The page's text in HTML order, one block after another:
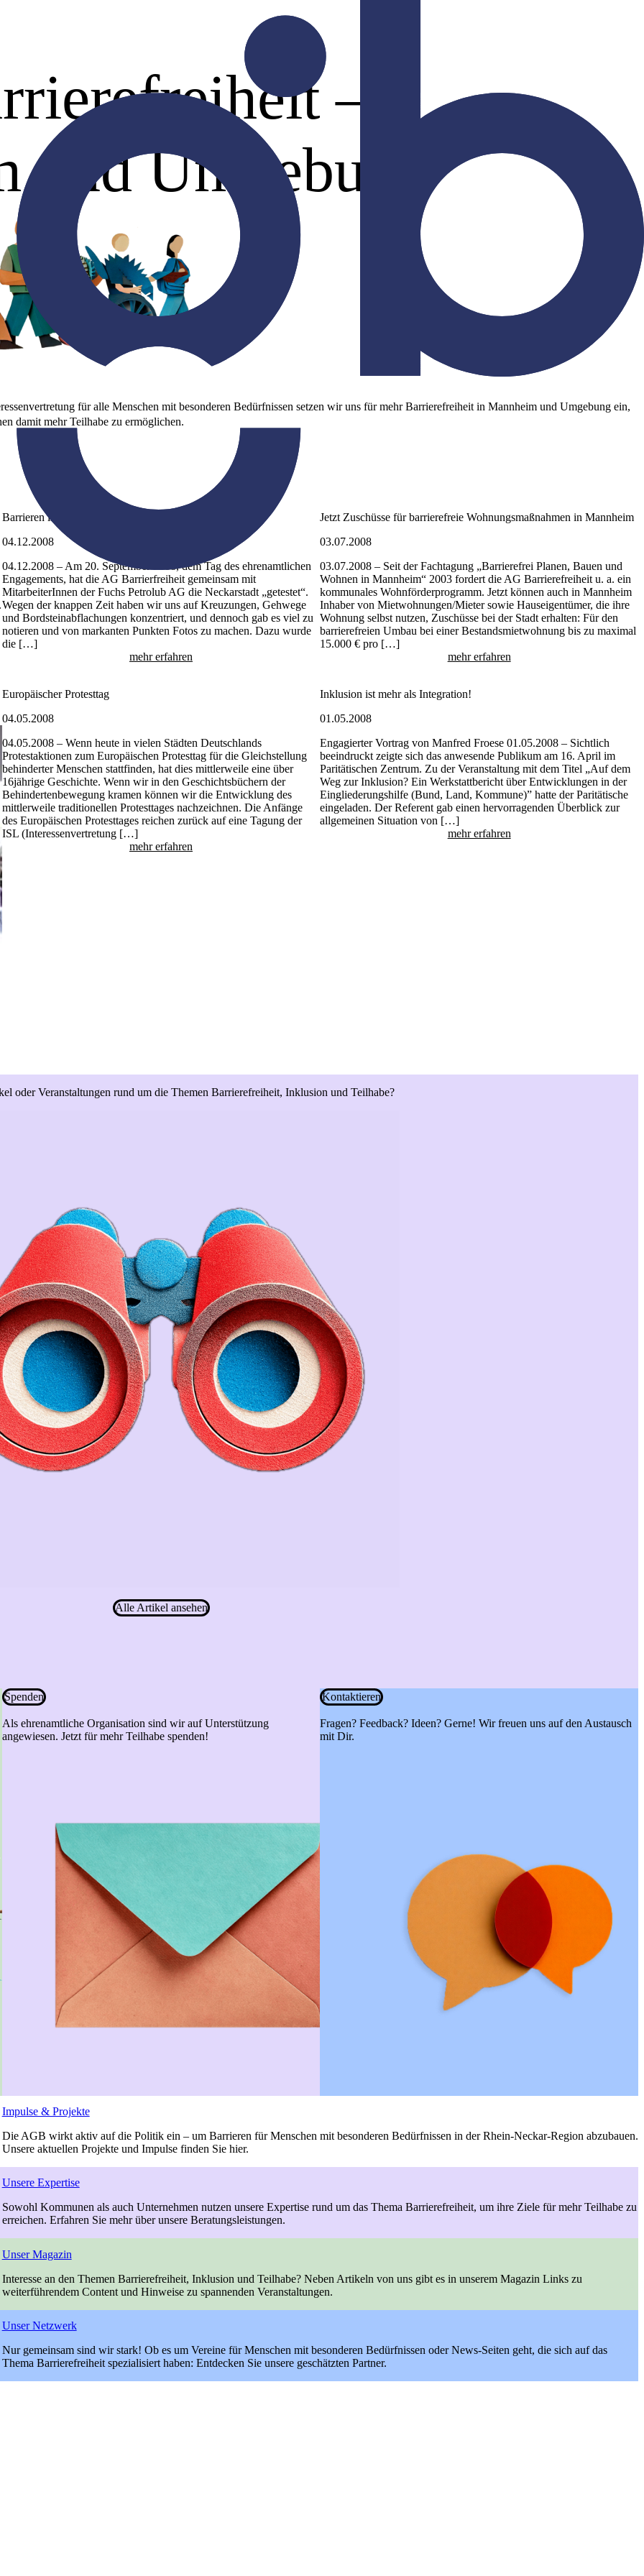
–
Umgebung
für alle Menschen mit besonderen Bedürfnissen setzen wir uns für mehr Barrierefreiheit in Mannheim und Umgebung ein,
damit mehr Teilhabe zu ermöglichen.
Barrieren in der Neckarstadt für RollstuhlfahrerInnen
04.12.2008
04.12.2008 – Am 20. September 2008, dem Tag des ehrenamtlichen
Engagements, hat die AG Barrierfreiheit gemeinsam mit
MitarbeiterInnen der Fuchs Petrolub AG die Neckarstadt „getestet“.
Wegen der knappen Zeit haben wir uns auf Kreuzungen, Gehwege
und Bordsteinabflachungen konzentriert, und dennoch gab es viel zu
notieren und von markanten Punkten Fotos zu machen. Dazu wurde
die […]
mehr erfahren
Jetzt Zuschüsse für barrierefreie Wohnungsmaßnahmen in Mannheim
03.07.2008
03.07.2008 – Seit der Fachtagung „Barrierefrei Planen, Bauen und
Wohnen in Mannheim“ 2003 fordert die AG Barrierefreiheit u. a. ein
kommunales Wohnförderprogramm. Jetzt können auch in Mannheim
Inhaber von Mietwohnungen/Mieter sowie Hauseigentümer, die ihre
Wohnung selbst nutzen, Zuschüsse bei der Stadt erhalten: Für den
barrierefreien Umbau bei einer Bestandsmietwohnung bis zu maximal
15.000 € pro […]
mehr erfahren
Europäischer Protesttag
04.05.2008
04.05.2008 – Wenn heute in vielen Städten Deutschlands
Protestaktionen zum Europäischen Protesttag für die Gleichstellung
behinderter Menschen stattfinden, hat dies mittlerweile eine über
16jährige Geschichte. Wenn wir in den Geschichtsbüchern der
Behindertenbewegung kramen können wir die Entwicklung des
mittlerweile traditionellen Protesttages nachzeichnen. Die Anfänge
des Europäischen Protesttages reichen zurück auf eine Tagung der
ISL (Interessenvertretung […]
mehr erfahren
Inklusion ist mehr als Integration!
01.05.2008
Engagierter Vortrag von Manfred Froese 01.05.2008 – Sichtlich
beeindruckt zeigte sich das anwesende Publikum am 16. April im
Paritätischen Zentrum. Zu der Veranstaltung mit dem Titel „Auf dem
Weg zur Inklusion? Ein Werkstattbericht über Entwicklungen in der
Eingliederungshilfe (Bund, Land, Kommune)” hatte der Paritätische
eingeladen. Der Referent gab einen hervorragenden Überblick zur
allgemeinen Situation von […]
mehr erfahren
oder Veranstaltungen rund um die Themen Barrierefreiheit, Inklusion und Teilhabe?
Alle Artikel ansehen
Spenden
Als ehrenamtliche Organisation sind wir auf Unterstützung
angewiesen. Jetzt für mehr Teilhabe spenden!
Kontaktieren
Fragen? Feedback? Ideen? Gerne! Wir freuen uns auf den Austausch
mit Dir.
Impulse & Projekte
Die AGB wirkt aktiv auf die Politik ein – um Barrieren für Menschen mit besonderen Bedürfnissen in der Rhein-Neckar-Region abzubauen.
Unsere aktuellen Projekte und Impulse finden Sie hier.
Unsere Expertise
Sowohl Kommunen als auch Unternehmen nutzen unsere Expertise rund um das Thema Barrierefreiheit, um ihre Ziele für mehr Teilhabe zu
erreichen. Erfahren Sie mehr über unsere Beratungsleistungen.
Unser Magazin
Interesse an den Themen Barrierefreiheit, Inklusion und Teilhabe? Neben Artikeln von uns gibt es in unserem Magazin Links zu
weiterführendem Content und Hinweise zu spannenden Veranstaltungen.
Unser Netzwerk
Nur gemeinsam sind wir stark! Ob es um Vereine für Menschen mit besonderen Bedürfnissen oder News-Seiten geht, die sich auf das
Thema Barrierefreiheit spezialisiert haben: Entdecken Sie unsere geschätzten Partner.